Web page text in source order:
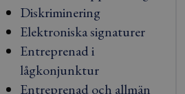
Diskriminering
Elektroniska signaturer
Entreprenad i
lågkonjunktur
Entreprenad och allmän